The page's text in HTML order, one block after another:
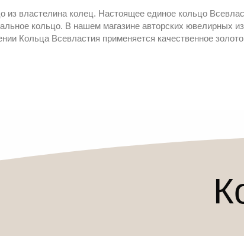
из властелина колец. Настоящее единое кольцо
кольцо. В нашем магазине авторских ювелирных
Кольца Всевластия применяется качественное